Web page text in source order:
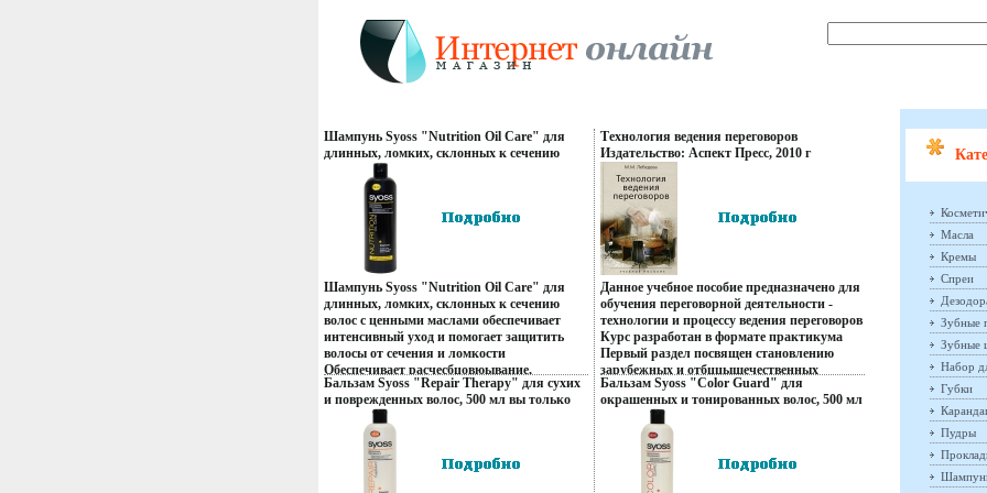
Шампунь Syoss "Nutrition Oil Care" для
длинных, ломких, склонных к сечению
волос, 500 мл вы только что посетили
стилиста! инфо 100r.
Шампунь Syoss "Nutrition Oil Care" для
длинных, ломких, склонных к сечению
волос с ценными маслами обеспечивает
интенсивный уход и помогает защитить
волосы от сечения и ломкости
Обеспечивает расчесбцовюывание,
разглаживая поверхность поврежденных
волос; Предотвращает ломкость и
укрепляет; Эластичность без утяжеления
Характеристики: Объем: 500 мл
Производитель: Россия Артикул: 1330915
Товар сертифицирован Средства по уходу
за волосами "Syossqвенгх" используются
Бальзам Syoss "Repair Therapy" для сухих
и поврежденных волос, 500 мл вы только
что посетили стилиста! инфо 96r.
Технология ведения переговоров
Издательство: Аспект Пресс, 2010 г
Твердый переплет, 192 стр ISBN 978-5-7567-
0571-3 Тираж: 2000 экз Формат: 60x90/16
(~145х217 мм) инфо 13264q.
Данное учебное пособие предназначено для
обучения переговорной деятельности -
технологии и процессу ведения переговоров
Курс разработан в формате практикума
Первый раздел посвящен становлению
зарубежных и отбццыщечественных
исследований по процессу ведения
международных переговоров Второй раздел
деятельности В третьем разделе
рассмотрены различные виды
международных переговоров Для студентов
высших учебных заведений, обучающихся
Бальзам Syoss "Color Guard" для
окрашенных и тонированных волос, 500 мл
вы только что посетили стилиста! инфо 95r.
Масла
Кремы
Спреи
Зубные
Зубные
Набор
Губки
Пудры